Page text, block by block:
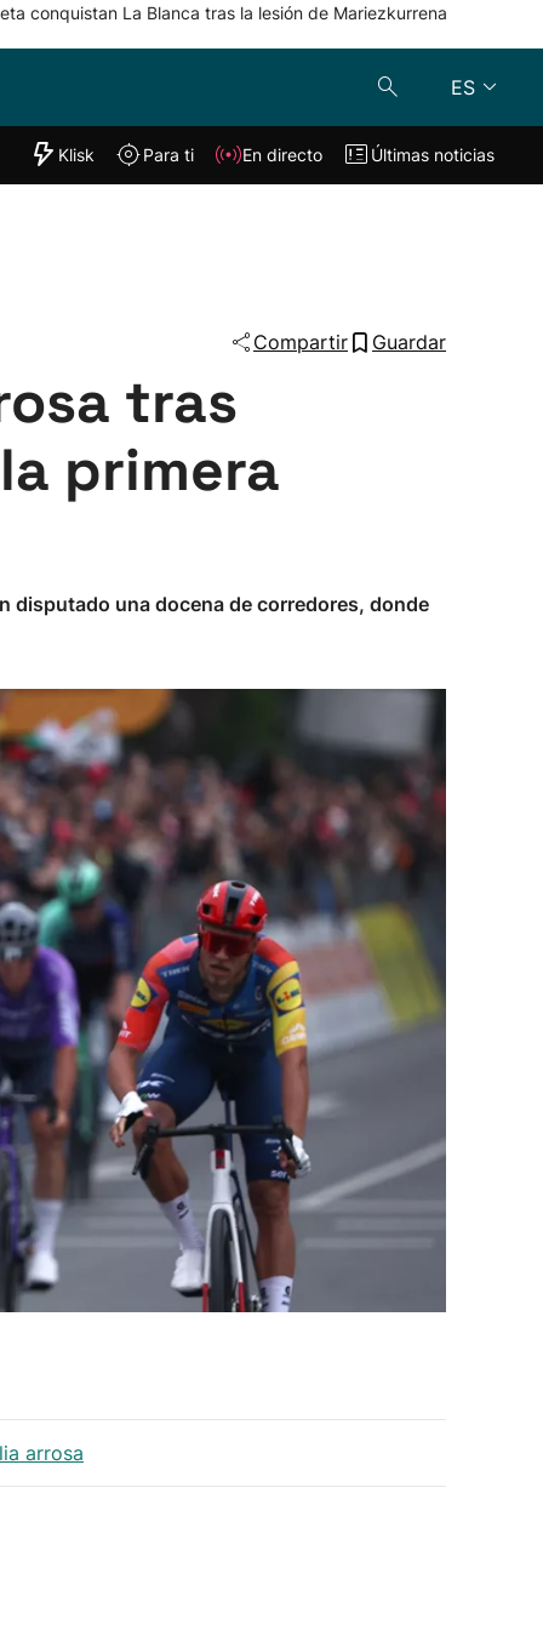
conquistan La Blanca tras la lesión de Mariezkurrena
ES
"Helmuga"
Klisk En directo
Klisk Para ti En directo Últimas noticias
Compartir Guardar
tras
primera
disputado una docena de corredores, donde
arrosa